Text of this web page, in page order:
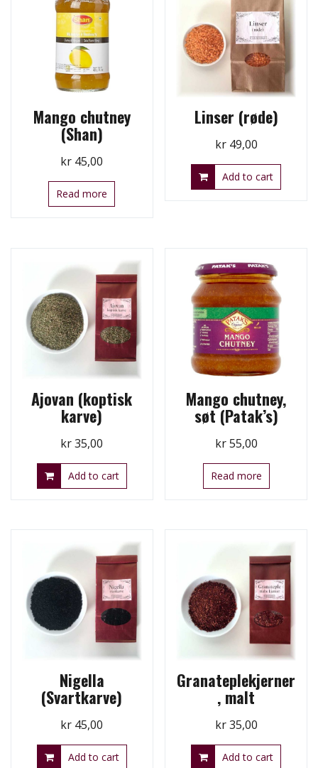
Mango chutney
(Shan)
kr 45,00
Read more
Linser (røde)
kr49,00
Add to cart
Ajovan (koptisk
karve)
kr35,00
Add to cart
Mango chutney,
søt (Patak’s)
kr55,00
Read more
Nigella
(Svartkarve)
kr 45,00
Add to cart
Granateplekjerner
, malt
kr35,00
Add to cart